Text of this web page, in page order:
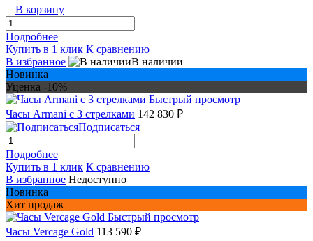
В корзину
Подробнее
Купить в 1 клик К сравнению
В избранное
В наличии
Новинка
Уценка -10%
Быстрый просмотр
Часы Armani с 3 стрелками 142 830 ₽
Подписаться
Подробнее
Купить в 1 клик К сравнению
В избранное Недоступно
Новинка
Хит продаж
Быстрый просмотр
Часы Vercage Gold 113 590 ₽